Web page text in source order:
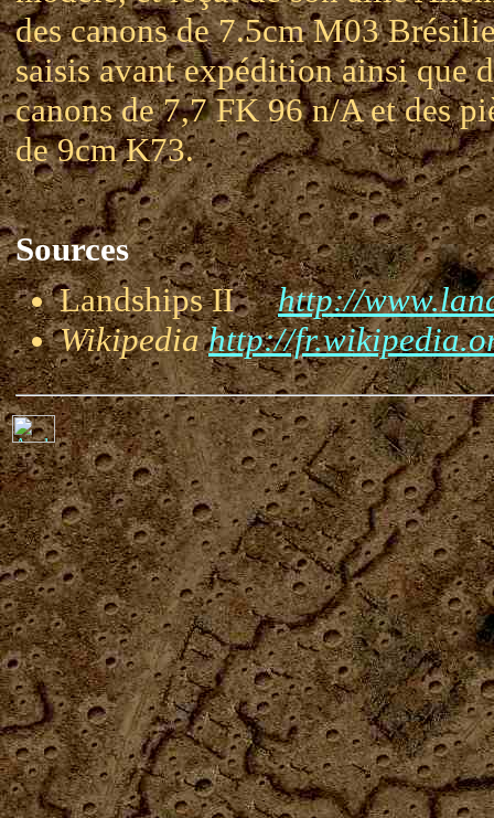
des canons de 7.5cm M03
saisis avant expédition ainsi que
canons de 7,7 FK 96 n/A et des
de 9cm K73.
Sources
Landships IIhttp://
Wikipediahttp://